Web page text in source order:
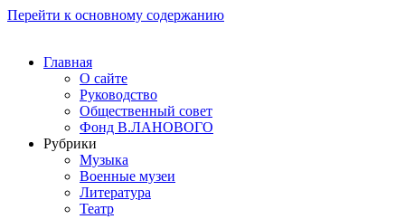
Перейти к основному содержанию
Главная
О сайте
Руководство
Общественный совет
Фонд В.ЛАНОВОГО
Рубрики
Музыка
Военные музеи
Литература
Театр